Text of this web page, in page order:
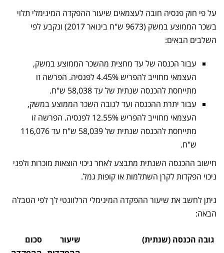
על פי חוק פנסיה חובה לעצמאים שיעור ההפקדה המינימלי תלוי
בשכר הממוצע במשק (9673 ש"ח בינואר 2017) ונקבע לפי
השלבים הבאים:
עבור הכנסה של עד מחצית מהשכר הממוצע במשק,
העצמאי מחוייב להפריש 4.45% לפנסיה. הפרשה זו
מתייחסת להכנסה שנתית של עד 58,038 ש"ח.
עבור יתרת ההכנסה ועד לגובה השכר הממוצע במשק,
העצמאי מחוייב להפריש 12.55% לפנסיה. הפרשה זו
מתייחסת להכנסה שנתית של 58,039 ש"ח עד 116,076
ש"ח.
חישוב ההכנסה השנתית מתבצע לאחר ניכוי הוצאות מוכרות ולפני
ניכוי הפקדות לקרן השתלמות או קופות גמל.
ניתן לחשב את שיעור ההפקדה המינימלי הרלוונטי לך לפי הטבלה
הבאה:
גובה הכנסה (שנתית)
שיעור
סכום